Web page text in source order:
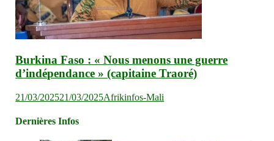
Burkina Faso : « Nous menons une guerre
d’indépendance » (capitaine Traoré)
21/03/202521/03/2025Afrikinfos-Mali
Dernières Infos